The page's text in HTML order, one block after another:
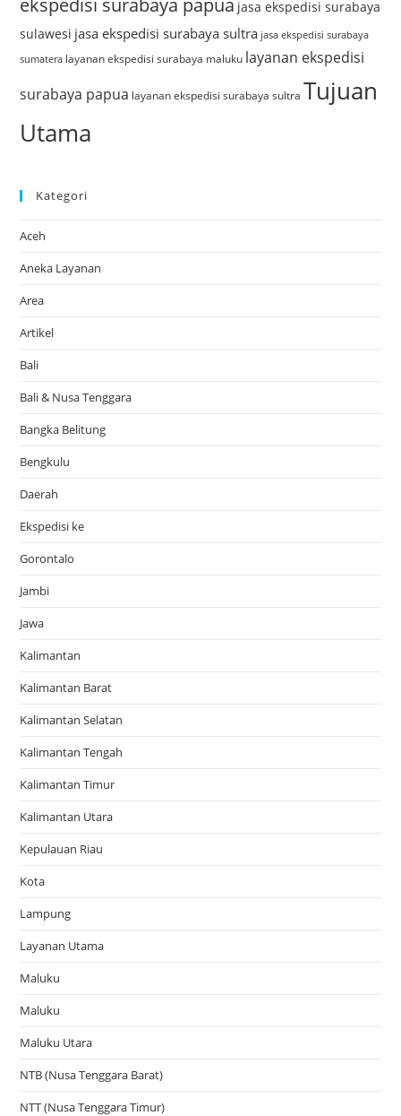
jasa ekspedisi surabaya
sulawesi jasa ekspedisi surabaya sultra jasa ekspedisi surabaya
sumatera layanan ekspedisi surabaya maluku layanan ekspedisi
surabaya papua layanan ekspedisi surabaya sultra Tujuan
Utama
Kategori
Aceh
Aneka Layanan
Area
Artikel
Bali
Bali & Nusa Tenggara
Bangka Belitung
Bengkulu
Daerah
Ekspedisi ke
Gorontalo
Jambi
Jawa
Kalimantan
Kalimantan Barat
Kalimantan Selatan
Kalimantan Tengah
Kalimantan Timur
Kalimantan Utara
Kepulauan Riau
Kota
Lampung
Layanan Utama
Maluku
Maluku
Maluku Utara
NTB (Nusa Tenggara Barat)
NTT (Nusa Tenggara Timur)